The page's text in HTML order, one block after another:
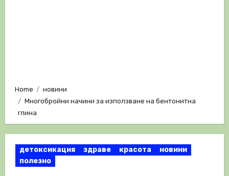
Home
новини
Многобройни начини за използване на бентонитна
глина
детоксикация здраве красота
новини
полезно